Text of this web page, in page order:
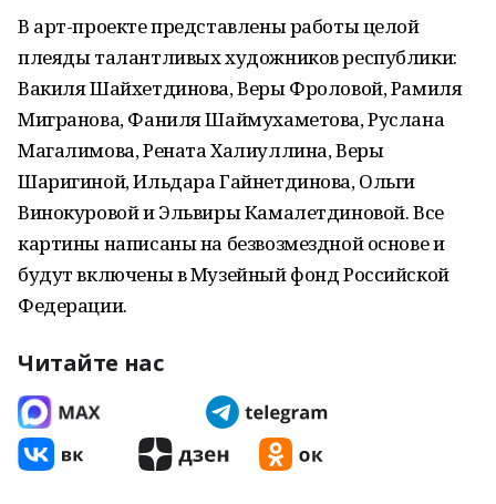
В арт-проекте представлены работы целой
плеяды талантливых художников республики:
Вакиля Шайхетдинова, Веры Фроловой, Рамиля
Мигранова, Фаниля Шаймухаметова, Руслана
Магалимова, Рената Халиуллина, Веры
Шаригиной, Ильдара Гайнетдинова, Ольги
Винокуровой и Эльвиры Камалетдиновой. Все
картины написаны на безвозмездной основе и
будут включены в Музейный фонд Российской
Федерации.
Читайте нас